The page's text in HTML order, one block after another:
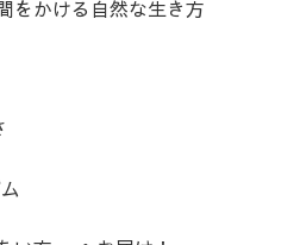
をかける自然な生き方